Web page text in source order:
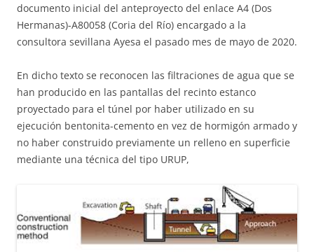
documento inicial del anteproyecto del enlace A4 (Dos
Hermanas)-A80058 (Coria del Río) encargado a la
consultora sevillana Ayesa el pasado mes de mayo de 2020.
En dicho texto se reconocen las filtraciones de agua que se
han producido en las pantallas del recinto estanco
proyectado para el túnel por haber utilizado en su
ejecución bentonita-cemento en vez de hormigón armado y
no haber construido previamente un relleno en superficie
mediante una técnica del tipo URUP,